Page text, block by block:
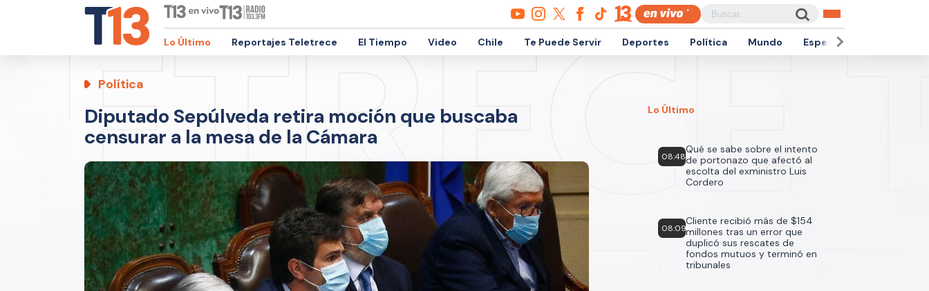
Lo Último Reportajes Teletrece El Tiempo Video Chile Te Puede Servir Deportes Política Mundo Espectáculos
Política
Diputado Sepúlveda retira moción que buscaba
censurar a la mesa de la Cámara
Lo Último
08:48
Qué se sabe sobre el intento
de portonazo que afectó al
escolta del exministro Luis
Cordero
08:09
Cliente recibió más de $154
millones tras un error que
duplicó sus rescates de
fondos mutuos y terminó en
tribunales